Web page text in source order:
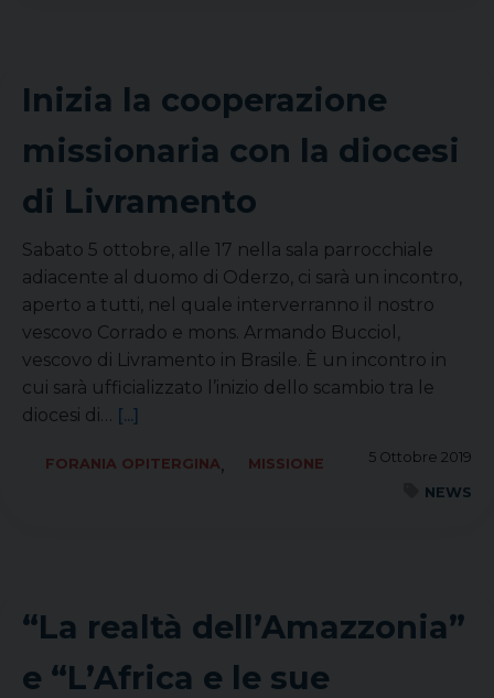
Inizia la cooperazione
missionaria con la diocesi
di Livramento
Sabato 5 ottobre, alle 17 nella sala parrocchiale
adiacente al duomo di Oderzo, ci sarà un incontro,
aperto a tutti, nel quale interverranno il nostro
vescovo Corrado e mons. Armando Bucciol,
vescovo di Livramento in Brasile. È un incontro in
cui sarà ufficializzato l’inizio dello scambio tra le
diocesi di… [...]
5 Ottobre 2019
FORANIA OPITERGINA,
MISSIONE
NEWS
“La realtà dell’Amazzonia”
e “L’Africa e le sue